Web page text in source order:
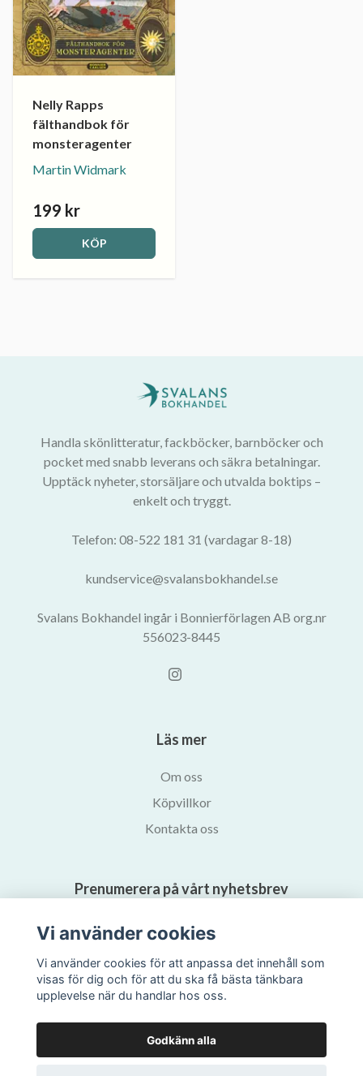
Nelly Rapps
fälthandbok för
monsteragenter
Martin Widmark
199 kr
KÖP
Handla skönlitteratur, fackböcker, barnböcker och
pocket med snabb leverans och säkra betalningar.
Upptäck nyheter, storsäljare och utvalda boktips –
enkelt och tryggt.
Telefon: 08-522 181 31 (vardagar 8-18)
kundservice@svalansbokhandel.se
Svalans Bokhandel ingår i Bonnierförlagen AB org.nr
556023-8445
Läs mer
Om oss
Köpvillkor
Kontakta oss
Prenumerera på vårt nyhetsbrev
Vi använder cookies
Vi använder cookies för att anpassa det innehåll som
visas för dig och för att du ska få bästa tänkbara
upplevelse när du handlar hos oss.
Godkänn alla